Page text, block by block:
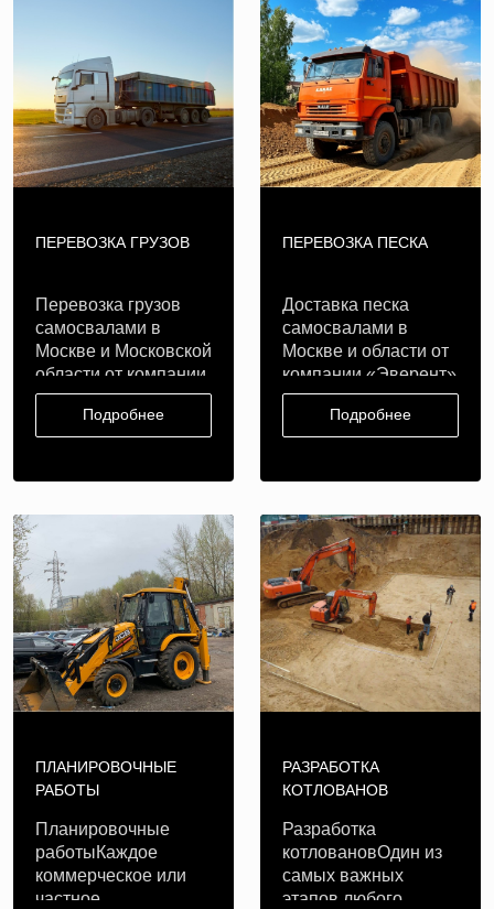
ПЕРЕВОЗКА ГРУЗОВ
Перевозка грузов
самосвалами в
Москве и Московской
области от компании
«Эверент»..
Подробнее
ПЕРЕВОЗКА ПЕСКА
Доставка песка
самосвалами в
Москве и области от
компании «Эверент»
Наша компан..
Подробнее
ПЛАНИРОВОЧНЫЕ
РАБОТЫ
Планировочные
работыКаждое
коммерческое или
частное
РАЗРАБОТКА
КОТЛОВАНОВ
Разработка
котловановОдин из
самых важных
этапов любого